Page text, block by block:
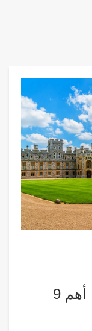
نصائح السفر إلى بريطانيا : أهم 9